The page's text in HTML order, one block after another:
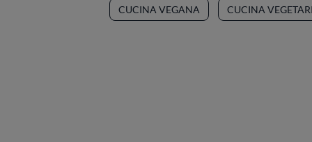
CUCINA VEGANA CUCINA